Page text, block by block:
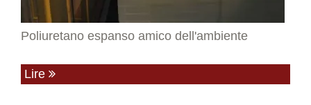
Poliuretano espanso amico dell'ambiente
Lire